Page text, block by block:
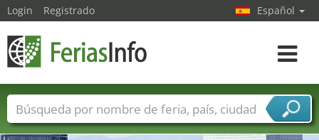
Login Registrado Español
toggle
Nombres de ferias Países
Ciudades